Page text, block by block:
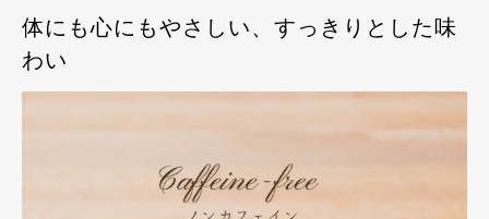
体にも心にもやさしい、すっきりとした味
わい